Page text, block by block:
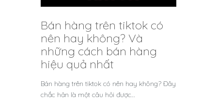
Bán hàng trên tiktok có
nên hay không? Và
những cách bán hàng
hiệu quả nhất
Bán hàng trên tiktok có nên hay không? Đây
chắc hản là một câu hỏi được…